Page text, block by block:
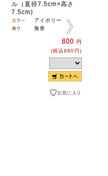
ル（直径7.5cm×高さ
7.5cm)
アイボリー
無香
800
円
(税込880円)